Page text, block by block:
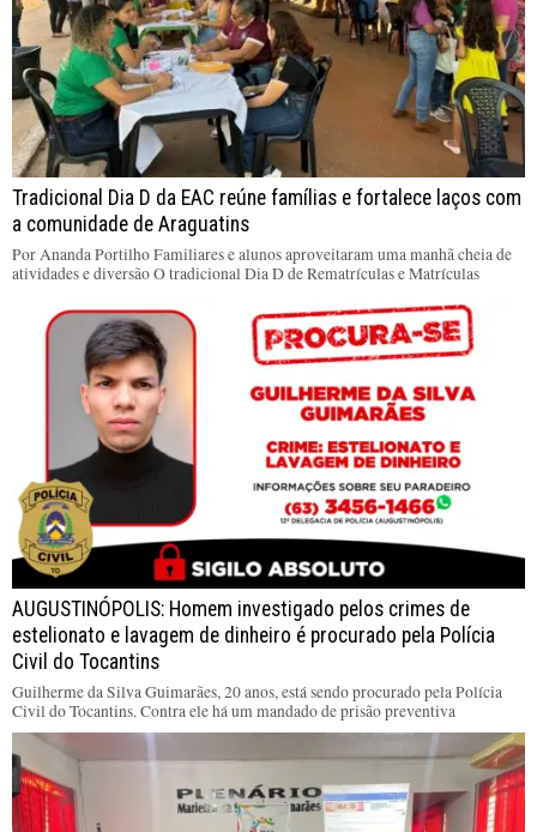
Tradicional Dia D da EAC reúne famílias e fortalece laços com
a comunidade de Araguatins
Por Ananda Portilho Familiares e alunos aproveitaram uma manhã cheia de
atividades e diversão O tradicional Dia D de Rematrículas e Matrículas
AUGUSTINÓPOLIS: Homem investigado pelos crimes de
estelionato e lavagem de dinheiro é procurado pela Polícia
Civil do Tocantins
Guilherme da Silva Guimarães, 20 anos, está sendo procurado pela Polícia
Civil do Tocantins. Contra ele há um mandado de prisão preventiva